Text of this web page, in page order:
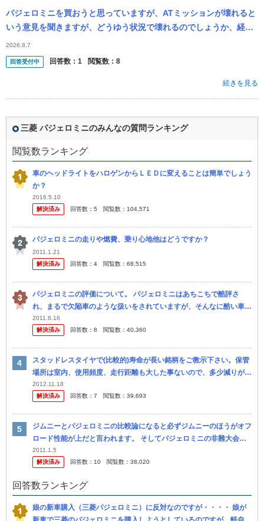
パジェロミニを買おうと思っていますが、ATミッションが壊れると
いう意見を聞きますが、どうゆう状況で壊れるのでしょうか、経験
のある方がいらっしゃれば教えて下さい
2026.8.7
回答受付中 回答数： 1 閲覧数： 8
続きを見る
三菱 パジェロミニのみんなの質問ランキング
閲覧数ランキング
車のヘッドライトをハロゲンからＬＥＤに変えることは簡単でしょう
か？
2016.5.10
解決済み
回答数： 5 閲覧数： 104,571
パジェロミニの走りや燃費、乗り心地他はどうですか？
2011.1.21
解決済み
回答数： 4 閲覧数： 68,515
パジェロミニの評価について。 パジェロミニはあちこちで酷評さ
れ、まるで欠陥車のような扱いをされていますが、そんなに酷い車な
のでしょうか？ パジェロミニのどこが駄目なのでしょうか？ いい所
は無いの...
2011.6.16
解決済み
回答数： 8 閲覧数： 40,360
スタッドレスタイヤで(比較的)寿命が長い銘柄をご教示下さい。保管
場所は室内、使用頻度、走行距離も大した事ないので、多少減りが早
くてもワンシーズンでも長く使える銘柄を希望です。 ゴムの硬化に
より、...
2012.11.18
解決済み
回答数： 7 閲覧数： 39,693
ジムニーとパジェロミニの比較論になると必ずジムニーのほうがオフ
ロード性能が上だと言われます。 そしてパジェロミニの非難大会が
始まります。 パジェロミニてそんなにオフロード性能がダメなので
すか。 ...
2011.1.5
解決済み
回答数： 10 閲覧数： 38,020
回答数ランキング
娘の新車購入（三菱パジェロミニ）に反対なのですが・・・・ 娘が